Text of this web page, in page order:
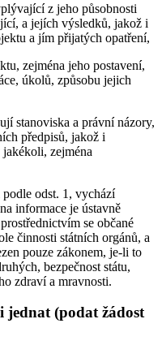
z jeho působnosti
a jejích výsledků, jakož i
a jím přijatých opatření,
zejména jeho postavení,
úkolů, způsobu jejich
stanoviska a právní názory,
předpisů, jakož i
zejména
odst. 1, vychází
informace je ústavně
se občané
činnosti státních orgánů, a
pouze zákonem, je-li to
bezpečnost státu,
zdraví a mravnosti.
jednat (podat žádost